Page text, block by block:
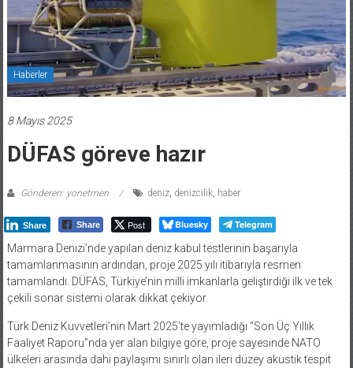
Haberler
8 Mayıs 2025
DÜFAS göreve hazır
Gönderen: yonetmen deniz, denizcilik, haber
Share Share Post Bluesky Telegram
Marmara Denizi’nde yapılan deniz kabul testlerinin başarıyla
tamamlanmasının ardından, proje 2025 yılı itibarıyla resmen
tamamlandı. DÜFAS, Türkiye’nin milli imkanlarla geliştirdiği ilk ve tek
çekili sonar sistemi olarak dikkat çekiyor.
Türk Deniz Kuvvetleri’nin Mart 2025’te yayımladığı “Son Üç Yıllık
Faaliyet Raporu”nda yer alan bilgiye göre, proje sayesinde NATO
ülkeleri arasında dahi paylaşımı sınırlı olan ileri düzey akustik tespit